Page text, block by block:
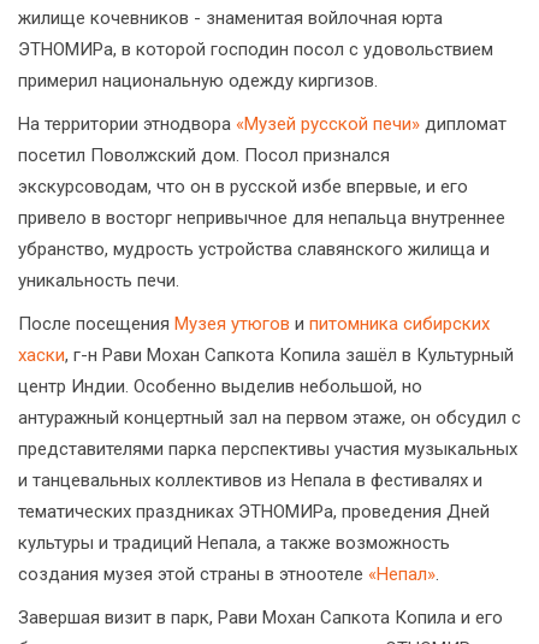
жилище кочевников - знаменитая войлочная юрта
ЭТНОМИРа, в которой господин посол с удовольствием
примерил национальную одежду киргизов.
На территории этнодвора «Музей русской печи» дипломат
посетил Поволжский дом. Посол признался
экскурсоводам, что он в русской избе впервые, и его
привело в восторг непривычное для непальца внутреннее
убранство, мудрость устройства славянского жилища и
уникальность печи.
После посещения Музея утюгов и питомника сибирских
хаски, г-н Рави Мохан Сапкота Копила зашёл в Культурный
центр Индии. Особенно выделив небольшой, но
антуражный концертный зал на первом этаже, он обсудил с
представителями парка перспективы участия музыкальных
и танцевальных коллективов из Непала в фестивалях и
тематических праздниках ЭТНОМИРа, проведения Дней
культуры и традиций Непала, а также возможность
создания музея этой страны в этноотеле «Непал».
Завершая визит в парк, Рави Мохан Сапкота Копила и его